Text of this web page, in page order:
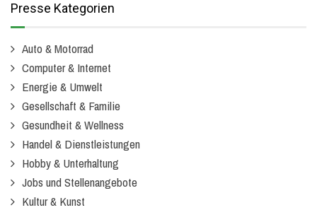
Presse Kategorien
Auto & Motorrad
Computer & Internet
Energie & Umwelt
Gesellschaft & Familie
Gesundheit & Wellness
Handel & Dienstleistungen
Hobby & Unterhaltung
Jobs und Stellenangebote
Kultur & Kunst